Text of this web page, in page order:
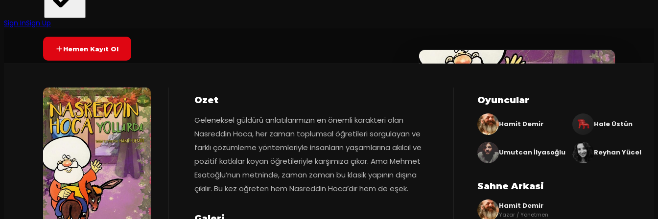
Sign InSign UpYAKINDA Yetersiz oy
Hemen Kayıt Ol
Ozet
Geleneksel güldürü anlatılarımızın en önemli karakteri olan
Nasreddin Hoca, her zaman toplumsal öğretileri sorgulayan ve
farklı çözümleme yöntemleriyle insanların yaşamlarına akılcıl ve
pozitif katkılar koyan öğretileriyle karşımıza çıkar. Ama Mehmet
Esatoğlu’nun metninde, zaman zaman bu klasik yapının dışına
çıkılır. Bu kez öğreten hem Nasreddin Hoca’dır hem de eşek.
Oyuncular
Hamit Demir Hale Üstün
Umutcan İlyasoğlu Reyhan Yücel
Sahne Arkasi
Hamit Demir
Yazar / Yönetmen